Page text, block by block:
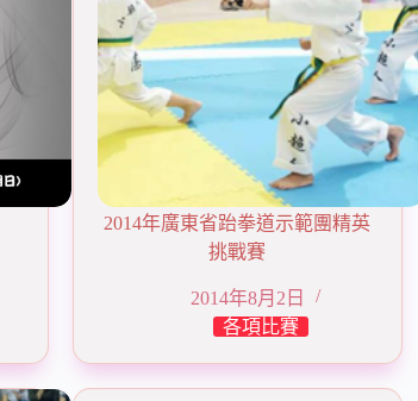
2014年廣東省跆拳道示範團精英
挑戰賽
2014年8月2日
各項比賽